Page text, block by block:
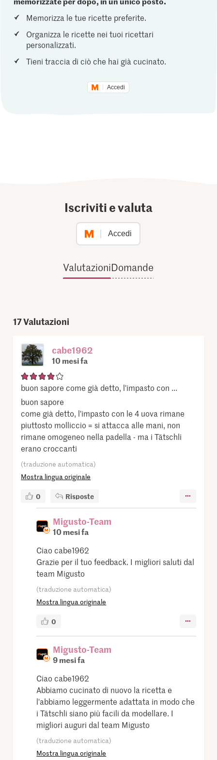
Memorizza le tue ricette preferite.
Organizza le ricette nei tuoi ricettari
personalizzati.
Tieni traccia di ciò che hai già cucinato.
Accedi
Iscriviti e valuta
Accedi
ValutazioniDomande
17Valutazioni
cabe1962
10 mesi fa
buon sapore come già detto, l'impasto con ...
buon sapore
come già detto, l'impasto con le 4 uova rimane
piuttosto molliccio = si attacca alle mani, non
rimane omogeneo nella padella - ma i Tätschli
erano croccanti
(traduzione automatica)
Mostra lingua originale
0 Risposte
Migusto-Team
10 mesi fa
Ciao cabe1962
Grazie per il tuo feedback. I migliori saluti dal
team Migusto
(traduzione automatica)
Mostra lingua originale
0
Migusto-Team
9 mesi fa
Ciao cabe1962
Abbiamo cucinato di nuovo la ricetta e
l'abbiamo leggermente adattata in modo che
i Tätschli siano più facili da modellare. I
migliori auguri dal team Migusto
(traduzione automatica)
Mostra lingua originale